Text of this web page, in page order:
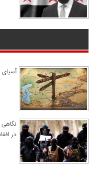
در